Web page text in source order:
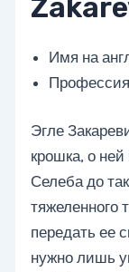
Имя на
Эгле
крошка, о ней
Селеба до
тяжеленного
передать ее
нужно лишь